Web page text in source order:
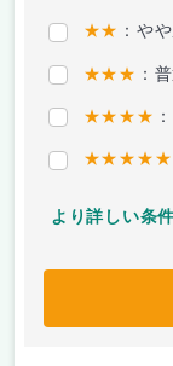
★★ ：や
★★★ ：
★★★★
★★★★★
より詳しい条